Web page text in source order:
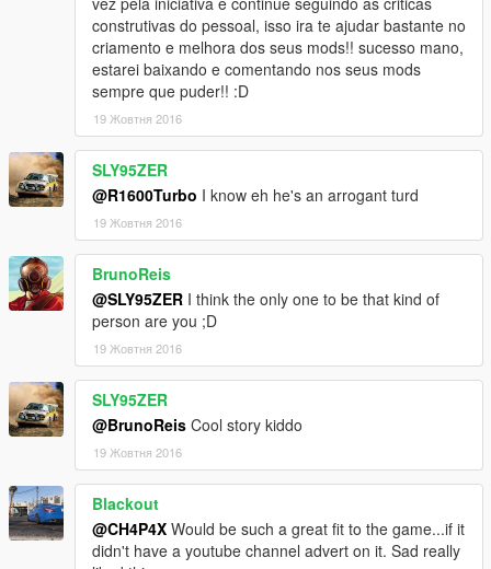
construtivas do pessoal, isso ira te ajudar bastante no
criamento e melhora dos seus mods!! sucesso mano,
estarei baixando e comentando nos seus mods
sempre que puder!! :D
19 Жовтня 2016
SLY95ZER
@R1600Turbo I know eh he's an arrogant turd
19 Жовтня 2016
BrunoReis
@SLY95ZER I think the only one to be that kind of
person are you ;D
19 Жовтня 2016
SLY95ZER
@BrunoReis Cool story kiddo
19 Жовтня 2016
Blackout
@CH4P4X Would be such a great fit to the game...if it
didn't have a youtube channel advert on it. Sad really